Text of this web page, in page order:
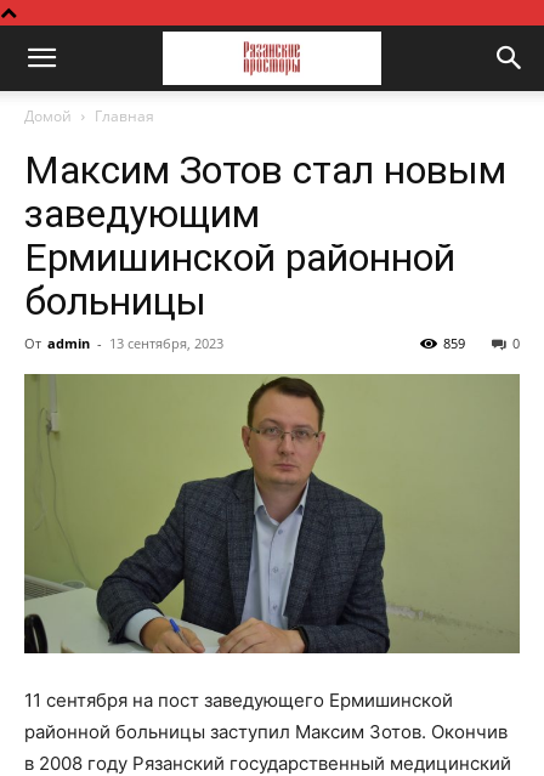
Домой Главная
Максим Зотов стал новым
заведующим
Ермишинской районной
больницы
От admin - 13 сентября, 2023 0
859
11 сентября на пост заведующего Ермишинской
районной больницы заступил Максим Зотов. Окончив
в 2008 году Рязанский государственный медицинский